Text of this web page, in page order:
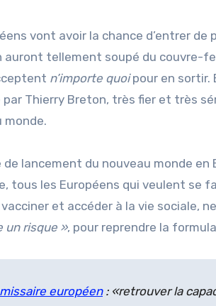
vont avoir la chance d’entrer
auront tellement soupé du couvre-
n’importe quoipour en sortir.
Thierry Breton, très fier et très
monde.
lancement du nouveau monde
tous les Européens qui veulent se
et accéder à la vie sociale,
un risque », pour reprendre la
européen: «retrouver la